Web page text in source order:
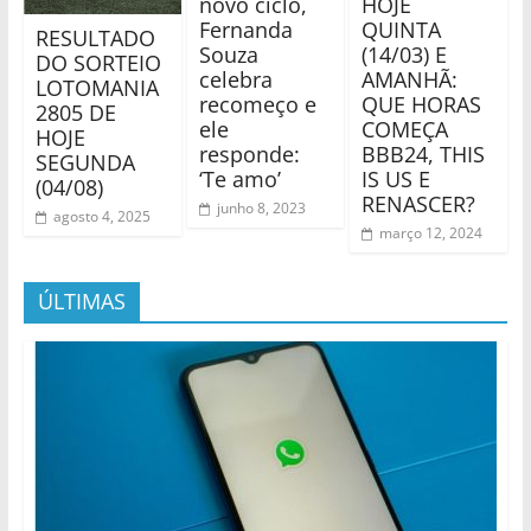
RESULTADO
DO SORTEIO
LOTOMANIA
2805 DE
HOJE
SEGUNDA
(04/08)
agosto 4, 2025
Fernanda
Souza
celebra
recomeço e
ele
responde:
‘Te amo’
junho 8, 2023
QUINTA
(14/03) E
AMANHÃ:
QUE HORAS
COMEÇA
BBB24, THIS
IS US E
RENASCER?
março 12, 2024
ÚLTIMAS